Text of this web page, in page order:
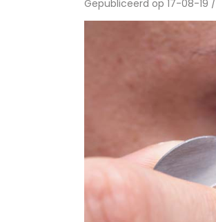
Gepubliceerd op 17-08-19 /